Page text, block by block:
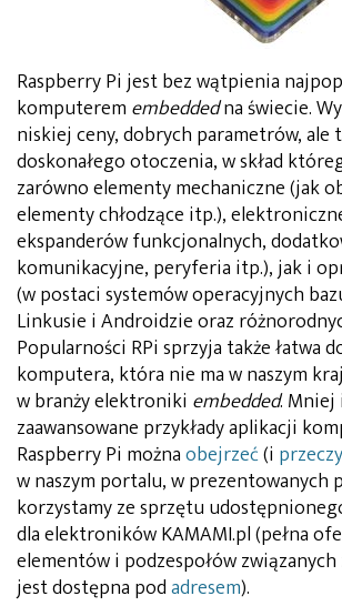
Raspberry Pi jest bez wątpienia
komputerem embeddedna świecie.
niskiej ceny, dobrych parametrów, ale
doskonałego otoczenia, w skład
zarówno elementy mechaniczne (jak
elementy chłodzące itp.),
ekspanderów funkcjonalnych,
komunikacyjne, peryferia itp.), jak i
(w postaci systemów operacyjnych
Linkusie i Androidzie oraz
Popularności RPi sprzyja także łatwa
komputera, która nie ma w naszym
w branży elektroniki embedded. Mniej
zaawansowane przykłady aplikacji
Raspberry Pi możnaobejrzeć(i
w naszym portalu, w prezentowanych
korzystamy ze sprzętu
dla elektroników KAMAMI.pl (pełna
elementów i podzespołów związanych
jest dostępna podadresem).